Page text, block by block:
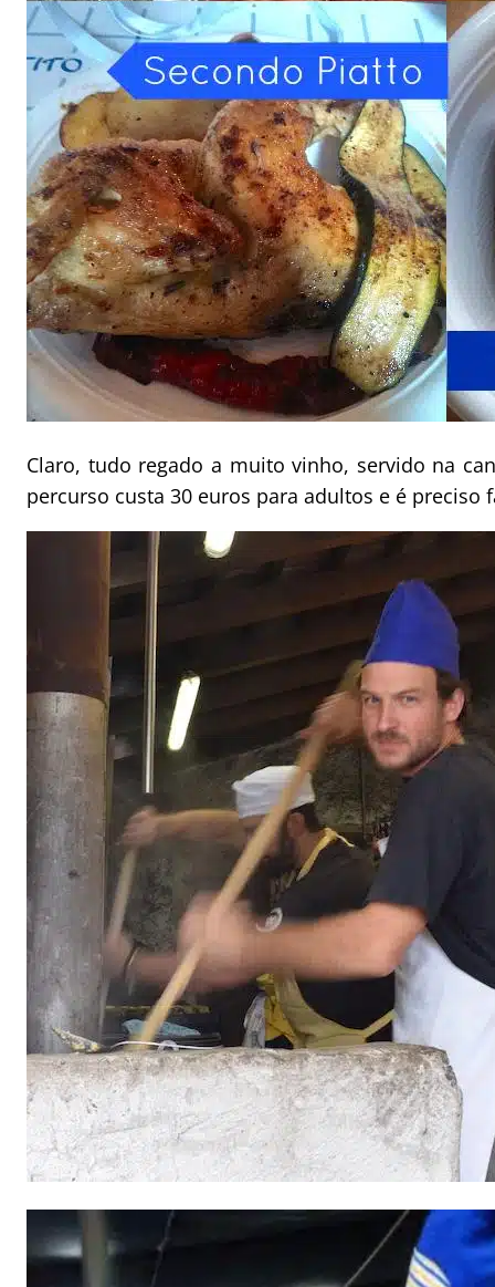
Claro, tudo regado a muito vinho, servido na
percurso custa 30 euros para adultos e é preciso